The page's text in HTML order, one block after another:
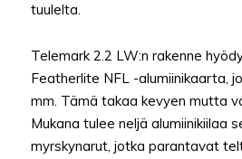
tuulelta.
Telemark 2.2 LW:n rakenne
Featherlite NFL -alumiinikaarta,
mm. Tämä takaa kevyen mutta
Mukana tulee neljä alumiinikiilaa
myrskynarut, jotka parantavat